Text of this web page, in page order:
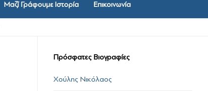
Μαζί Γράφουμε Ιστορία Επικοινωνία
Πρόσφατες Βιογραφίες
Χούλης Νικόλαος